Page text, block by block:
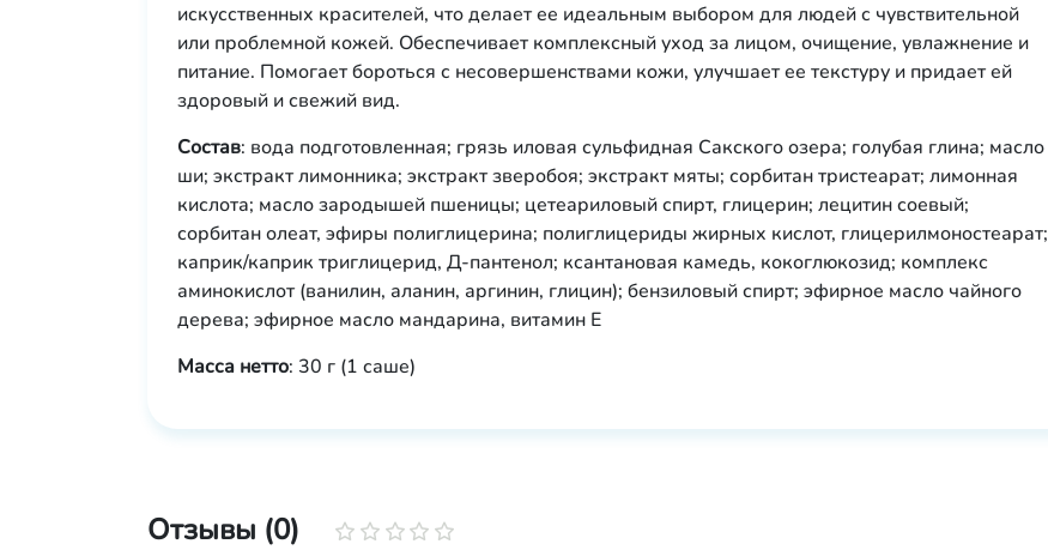
искусственных красителей, что делает ее идеальным выбором для людей с чувствительной
или проблемной кожей. Обеспечивает комплексный уход за лицом, очищение, увлажнение и
питание. Помогает бороться с несовершенствами кожи, улучшает ее текстуру и придает ей
здоровый и свежий вид.
Состав: вода подготовленная; грязь иловая сульфидная Сакского озера; голубая глина; масло
ши; экстракт лимонника; экстракт зверобоя; экстракт мяты; сорбитан тристеарат; лимонная
кислота; масло зародышей пшеницы; цетеариловый спирт, глицерин; лецитин соевый;
сорбитан олеат, эфиры полиглицерина; полиглицериды жирных кислот, глицерилмоностеарат;
каприк/каприк триглицерид, Д-пантенол; ксантановая камедь, кокоглюкозид; комплекс
аминокислот (ванилин, аланин, аргинин, глицин); бензиловый спирт; эфирное масло чайного
дерева; эфирное масло мандарина, витамин Е
Масса нетто: 30 г (1 саше)
Отзывы (0)